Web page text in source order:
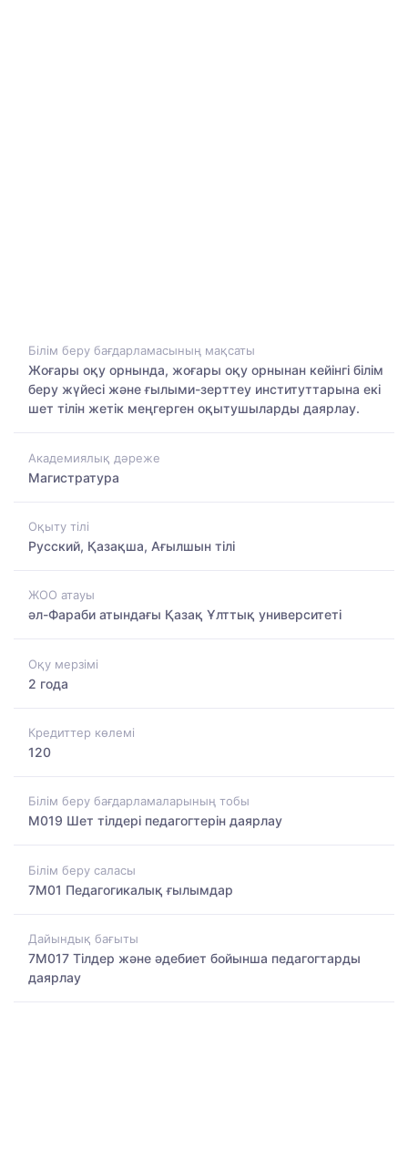
Білім беру бағдарламасының мақсаты
Жоғары оқу орнында, жоғары оқу орнынан кейінгі білім
беру жүйесі және ғылыми-зерттеу институттарына екі
шет тілін жетік меңгерген оқытушыларды даярлау.
Академиялық дәреже
Магистратура
Оқыту тілі
Русский, Қазақша, Ағылшын тілі
ЖОО атауы
әл-Фараби атындағы Қазақ Ұлттық университеті
Оқу мерзімі
2 года
Кредиттер көлемі
120
Білім беру бағдарламаларының тобы
M019 Шет тілдері педагогтерін даярлау
Білім беру саласы
7M01 Педагогикалық ғылымдар
Дайындық бағыты
7M017 Тілдер және әдебиет бойынша педагогтарды
даярлау